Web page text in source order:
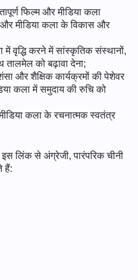
फिल्म और मीडिया कला
मीडिया कला के विकास और
में वृद्धि करने में सांस्कृतिक संस्थानों,
को बढ़ावा देना;
और शैक्षिक कार्यक्रमों की पेशेवर
कला में समुदाय की रुचि को
कला के रचनात्मक स्वतंत्र
इस लिंक से अंग्रेजी, पारंपरिक चीनी
हैं: